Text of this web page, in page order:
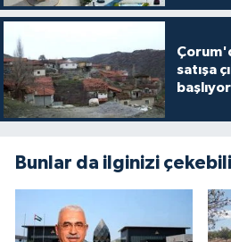
satışa
başlıyor
Bunlar da ilginizi